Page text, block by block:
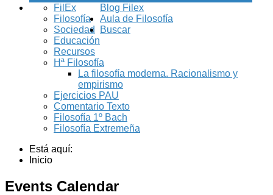
Blog Filex
FilEx
Filosofía
Sociedad
Educación
Recursos
Aula de Filosofía
Hª Filosofía
La filosofía moderna. Racionalismo y
empirismo
Ejercicios PAU
Comentario Texto
Filosofía 1º Bach
Filosofía Extremeña
Buscar
Está aquí:
Inicio
Events Calendar